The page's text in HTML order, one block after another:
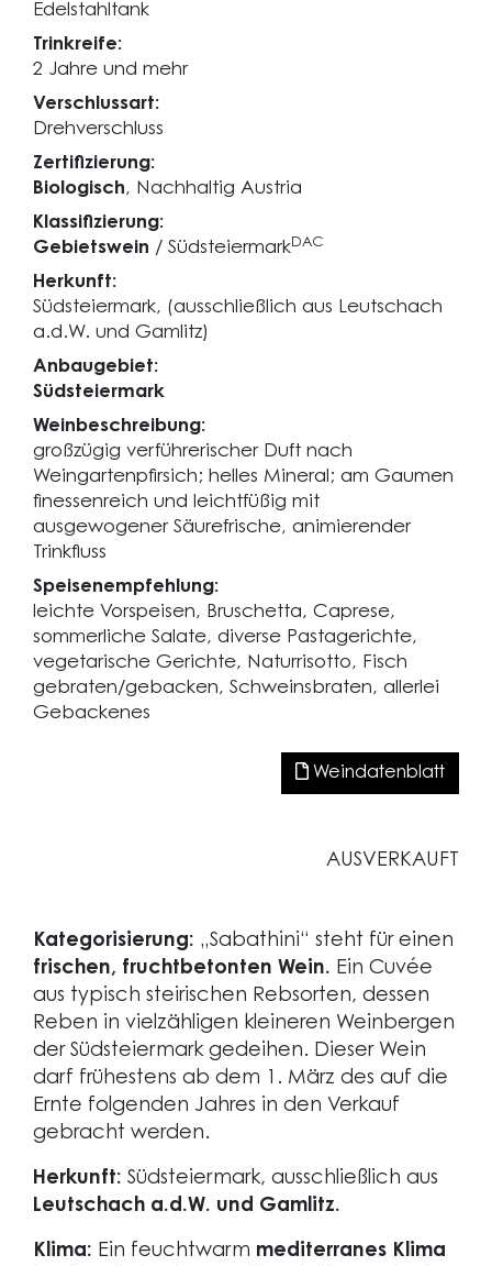
Edelstahltank
Trinkreife:
2 Jahre und mehr
Verschlussart:
Drehverschluss
Zertifizierung:
Biologisch, Nachhaltig Austria
Klassifizierung:
Gebietswein / SüdsteiermarkDAC
Herkunft:
Südsteiermark, (ausschließlich aus Leutschach
a.d.W. und Gamlitz)
Anbaugebiet:
Südsteiermark
Weinbeschreibung:
großzügig verführerischer Duft nach
Weingartenpfirsich; helles Mineral; am Gaumen
finessenreich und leichtfüßig mit
ausgewogener Säurefrische, animierender
Trinkfluss
Speisenempfehlung:
leichte Vorspeisen, Bruschetta, Caprese,
sommerliche Salate, diverse Pastagerichte,
vegetarische Gerichte, Naturrisotto, Fisch
gebraten/gebacken, Schweinsbraten, allerlei
Gebackenes
Weindatenblatt
AUSVERKAUFT
Kategorisierung: „Sabathini“ steht für einen
frischen, fruchtbetonten Wein. Ein Cuvée
aus typisch steirischen Rebsorten, dessen
Reben in vielzähligen kleineren Weinbergen
der Südsteiermark gedeihen. Dieser Wein
darf frühestens ab dem 1. März des auf die
Ernte folgenden Jahres in den Verkauf
gebracht werden.
Herkunft: Südsteiermark, ausschließlich aus
Leutschach a.d.W. und Gamlitz.
Klima: Ein feuchtwarm mediterranes Klima